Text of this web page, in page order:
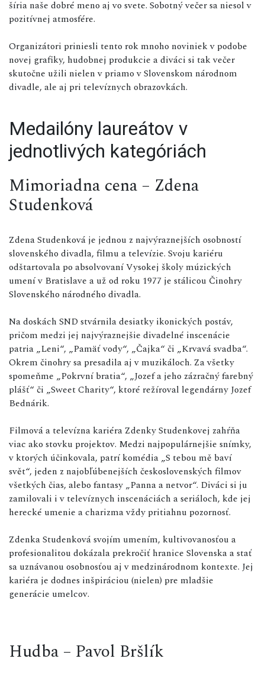
šíria naše dobré meno aj vo svete. Sobotný večer sa niesol v
pozitívnej atmosfére.
Organizátori priniesli tento rok mnoho noviniek v podobe
novej grafiky, hudobnej produkcie a diváci si tak večer
skutočne užili nielen v priamo v Slovenskom národnom
divadle, ale aj pri televíznych obrazovkách.
Medailóny laureátov v
jednotlivých kategóriách
Mimoriadna cena – Zdena
Studenková
Zdena Studenková je jednou z najvýraznejších osobností
slovenského divadla, filmu a televízie. Svoju kariéru
odštartovala po absolvovaní Vysokej školy múzických
umení v Bratislave a už od roku 1977 je stálicou Činohry
Slovenského národného divadla.
Na doskách SND stvárnila desiatky ikonických postáv,
pričom medzi jej najvýraznejšie divadelné inscenácie
patria „Leni“, „Pamäť vody“, „Čajka“ či „Krvavá svadba“.
Okrem činohry sa presadila aj v muzikáloch. Za všetky
spomeňme „Pokrvní bratia“, „Jozef a jeho zázračný farebný
plášť“ či „Sweet Charity“, ktoré režíroval legendárny Jozef
Bednárik.
Filmová a televízna kariéra Zdenky Studenkovej zahŕňa
viac ako stovku projektov. Medzi najpopulárnejšie snímky,
v ktorých účinkovala, patrí komédia „S tebou mě baví
svět“, jeden z najobľúbenejších československých filmov
všetkých čias, alebo fantasy „Panna a netvor“. Diváci si ju
zamilovali i v televíznych inscenáciách a seriáloch, kde jej
herecké umenie a charizma vždy pritiahnu pozornosť.
Zdenka Studenková svojím umením, kultivovanosťou a
profesionalitou dokázala prekročiť hranice Slovenska a stať
sa uznávanou osobnosťou aj v medzinárodnom kontexte. Jej
kariéra je dodnes inšpiráciou (nielen) pre mladšie
generácie umelcov.
Hudba – Pavol Bršlík